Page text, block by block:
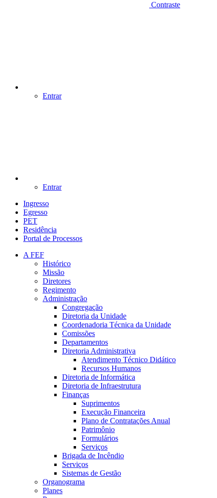
Contraste
Entrar
Entrar
Ingresso
Egresso
PET
Residência
Portal de Processos
A FEF
Histórico
Missão
Diretores
Regimento
Administração
Congregação
Diretoria da Unidade
Coordenadoria Técnica da Unidade
Comissões
Departamentos
Diretoria Administrativa
Atendimento Técnico Didático
Recursos Humanos
Diretoria de Informática
Diretoria de Infraestrutura
Finanças
Suprimentos
Execução Financeira
Plano de Contratações Anual
Patrimônio
Formulários
Serviços
Brigada de Incêndio
Serviços
Sistemas de Gestão
Organograma
Planes